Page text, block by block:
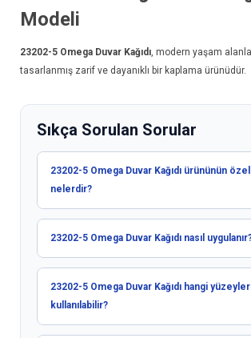
Modeli
23202-5 Omega Duvar Kağıdı , modern yaşam
tasarlanmış zarif ve dayanıklı bir kaplama ürünüdür.
Sıkça Sorulan Sorular
23202-5 Omega Duvar Kağıdı ürününün
nelerdir?
23202-5 Omega Duvar Kağıdı nasıl
23202-5 Omega Duvar Kağıdı hangi
kullanılabilir?